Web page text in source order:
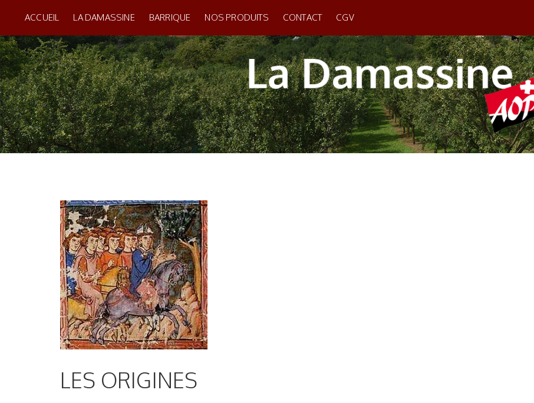
ACCUEIL LA DAMASSINE BARRIQUE NOS PRODUITS CONTACT CGV
LES ORIGINES